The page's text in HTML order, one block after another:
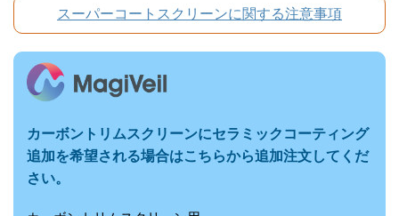
スーパーコートスクリーンに関する注意事項
カーボントリムスクリーンにセラミックコーティング
追加を希望される場合はこちらから追加注文してくだ
さい。